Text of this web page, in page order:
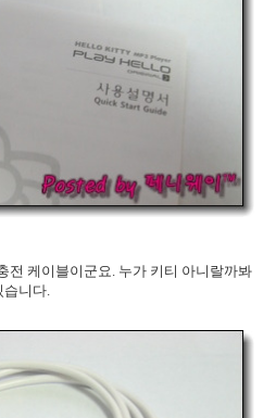
전 케이블이군요. 누가 키티 아니랄까봐
습니다.